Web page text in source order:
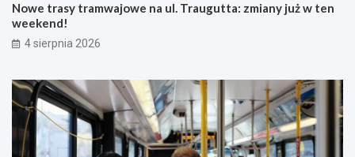
Nowe trasy tramwajowe na ul. Traugutta: zmiany już w ten
weekend!
4 sierpnia 2026